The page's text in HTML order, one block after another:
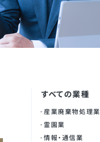
すべての業種
産業廃棄物処理業
霊園業
情報・通信業